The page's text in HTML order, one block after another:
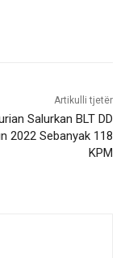
Artikulli tjetër
Salurkan BLT DD
2022 Sebanyak 118
KPM